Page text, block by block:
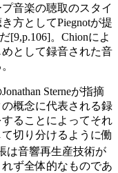
音楽の聴取のスタイ
方としてPiegnotが提
[9,p.106]。Chionによ
として録音された音
Sterneが指摘
概念に代表される録
ることによってそれ
切り分けるように働
は音響再生産技術が
ず全体的なものであ